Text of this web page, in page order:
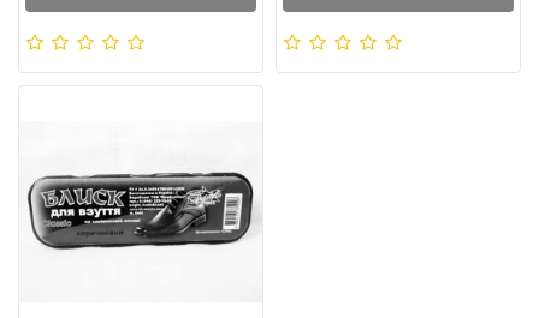
к
ц
і
т
о